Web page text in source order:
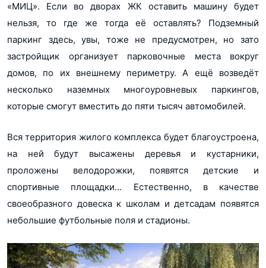
«МИЦ». Если во дворах ЖК оставить машину будет
нельзя, то где же тогда её оставлять? Подземный
паркинг здесь, увы, тоже не предусмотрен, но зато
застройщик организует парковочные места вокруг
домов, по их внешнему периметру. А ещё возведёт
несколько наземных многоуровневых паркингов,
которые смогут вместить до пяти тысяч автомобилей.
Вся территория жилого комплекса будет благоустроена,
на ней будут высажены деревья и кустарники,
проложены велодорожки, появятся детские и
спортивные площадки... Естественно, в качестве
своеобразного довеска к школам и детсадам появятся
небольшие футбольные поля и стадионы.